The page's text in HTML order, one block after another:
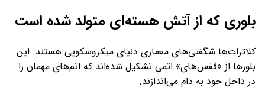
بلوری که از آتش هسته‌ای متولد شده است
کلاترات‌ها شگفتی‌های معماری دنیای میکروسکوپی هستند. این
بلورها از «قفس‌های» اتمی تشکیل شده‌اند که اتم‌های مهمان را
در داخل خود به دام می‌اندازند.